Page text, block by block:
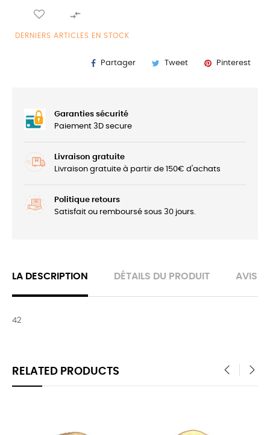

DERNIERS ARTICLES EN STOCK
Partager Tweet Pinterest
Garanties sécurité
Paiement 3D secure
Livraison gratuite
Livraison gratuite à partir de 150€ d'achats
Politique retours
Satisfait ou remboursé sous 30 jours.
LA DESCRIPTION DÉTAILS DU PRODUIT AVIS
42
RELATED PRODUCTS